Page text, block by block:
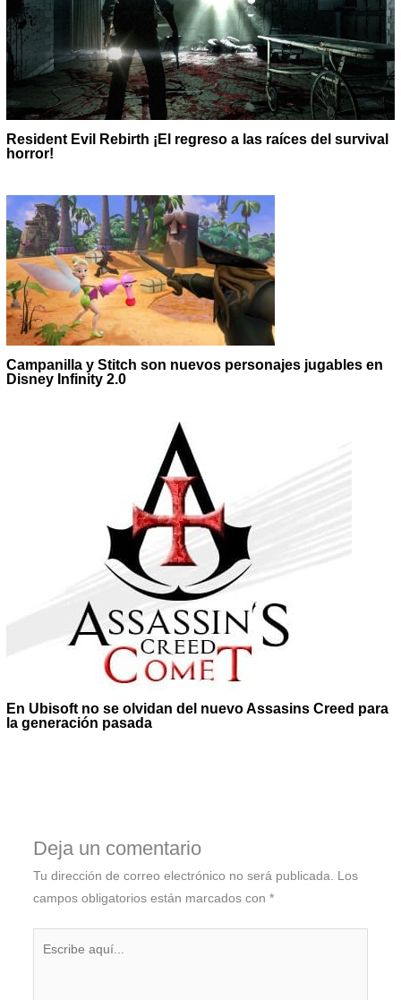
Resident Evil Rebirth ¡El regreso a las raíces del survival
horror!
Campanilla y Stitch son nuevos personajes jugables en
Disney Infinity 2.0
En Ubisoft no se olvidan del nuevo Assasins Creed para
la generación pasada
Deja un comentario
Tu dirección de correo electrónico no será publicada. Los
campos obligatorios están marcados con *